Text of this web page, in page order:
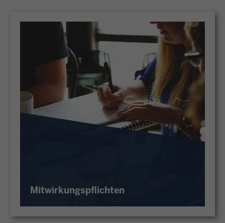
Mitwirkungspflichten